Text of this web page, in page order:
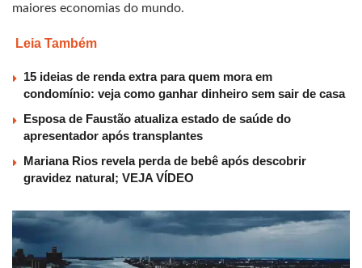
maiores economias do mundo.
Leia Também
15 ideias de renda extra para quem mora em
condomínio: veja como ganhar dinheiro sem sair de casa
Esposa de Faustão atualiza estado de saúde do
apresentador após transplantes
Mariana Rios revela perda de bebê após descobrir
gravidez natural; VEJA VÍDEO